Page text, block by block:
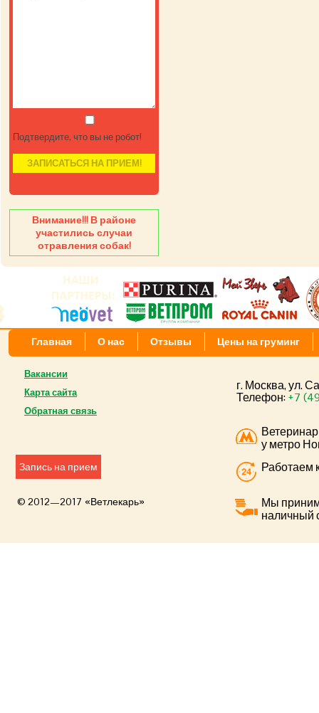
Подтвердите, что вы не робот!
Внимание!!! В районе
участились случаи
отравления собак!
Главная О нас Отзывы Цены на груминг
Вакансии
Карта сайта
Обратная связь
Запись на прием
© 2012—2017 «Ветлекарь»
г. Москва, ул.
Телефон:+7
у метро
Работаем
Мы
наличный